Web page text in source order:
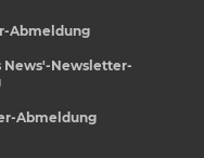
Abmeldung
News'-Newsletter-
Abmeldung